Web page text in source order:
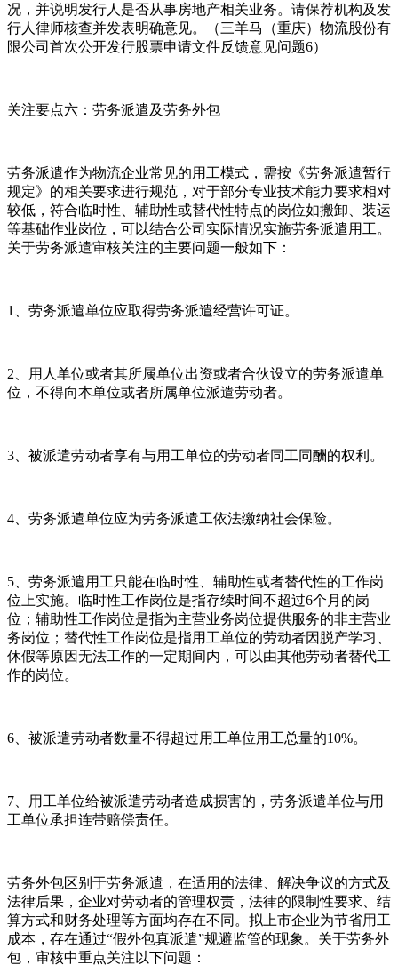
况，并说明发行人是否从事房地产相关业务。请保荐机构及发
行人律师核查并发表明确意见。（三羊马（重庆）物流股份有
限公司首次公开发行股票申请文件反馈意见问题6）
关注要点六：劳务派遣及劳务外包
劳务派遣作为物流企业常见的用工模式，需按《劳务派遣暂行
规定》的相关要求进行规范，对于部分专业技术能力要求相对
较低，符合临时性、辅助性或替代性特点的岗位如搬卸、装运
等基础作业岗位，可以结合公司实际情况实施劳务派遣用工。
关于劳务派遣审核关注的主要问题一般如下：
1、劳务派遣单位应取得劳务派遣经营许可证。
2、用人单位或者其所属单位出资或者合伙设立的劳务派遣单
位，不得向本单位或者所属单位派遣劳动者。
3、被派遣劳动者享有与用工单位的劳动者同工同酬的权利。
4、劳务派遣单位应为劳务派遣工依法缴纳社会保险。
5、劳务派遣用工只能在临时性、辅助性或者替代性的工作岗
位上实施。临时性工作岗位是指存续时间不超过6个月的岗
位；辅助性工作岗位是指为主营业务岗位提供服务的非主营业
务岗位；替代性工作岗位是指用工单位的劳动者因脱产学习、
休假等原因无法工作的一定期间内，可以由其他劳动者替代工
作的岗位。
6、被派遣劳动者数量不得超过用工单位用工总量的10%。
7、用工单位给被派遣劳动者造成损害的，劳务派遣单位与用
工单位承担连带赔偿责任。
劳务外包区别于劳务派遣，在适用的法律、解决争议的方式及
法律后果，企业对劳动者的管理权责，法律的限制性要求、结
算方式和财务处理等方面均存在不同。拟上市企业为节省用工
成本，存在通过“假外包真派遣”规避监管的现象。关于劳务外
包，审核中重点关注以下问题：